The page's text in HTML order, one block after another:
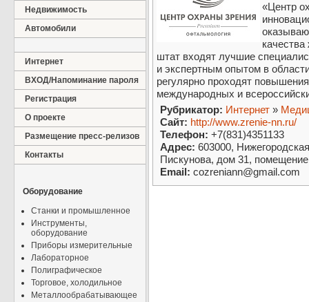
Недвижимость
Автомобили
Интернет
ВХОД/Напоминание пароля
Регистрация
О проекте
Размещение пресс-релизов
Контакты
Оборудование
Станки и промышленное
Инструменты,
оборудование
Приборы измерительные
Лабораторное
Полиграфическое
Торговое, холодильное
Металлообрабатывающее
«Центр
штат входят лучшие
и экспертным опытом в
регулярно проходят
международных и
Рубрикатор: Интернет »
Сайт: http://www.zrenie-nn.ru/
Телефон: +7(831)4351133
Адрес: 603000,
Пискунова, дом 31,
Email: cozreniann@gmail.com